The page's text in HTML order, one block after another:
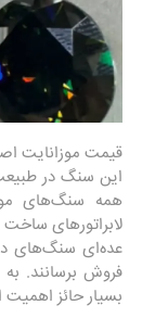
قیمت موزانایت
این سنگ در
همه سنگ‌های
لابراتورهای
عده‌ای سنگ‌های
فروش برسانند.
بسیار حائز